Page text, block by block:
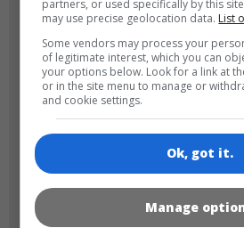
partners, or used specifically by this
may use precise geolocation data. List
Some vendors may process your
of legitimate interest, which you can
your options below. Look for a link at
or in the site menu to manage or
and cookie settings.
Ok, got it.
Manage